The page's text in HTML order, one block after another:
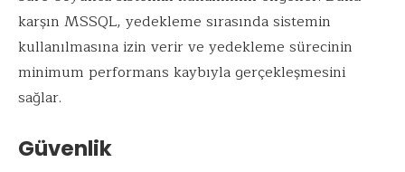
karşın MSSQL, yedekleme sırasında sistemin
kullanılmasına izin verir ve yedekleme sürecinin
minimum performans kaybıyla gerçekleşmesini
sağlar.
Güvenlik